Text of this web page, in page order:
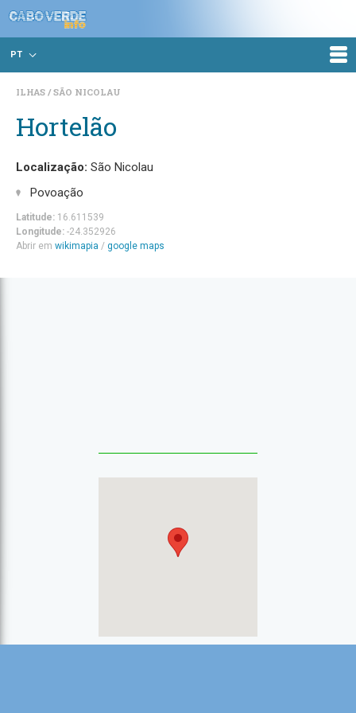
PT
ILHAS SÃO NICOLAU
Hortelão
Localização: São Nicolau
Povoação
Latitude: 16.611539
Longitude: -24.352926
Abrir em wikimapia / google maps